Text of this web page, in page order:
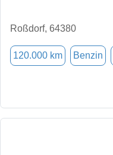
Roßdorf, 64380
120.000 km Benzin